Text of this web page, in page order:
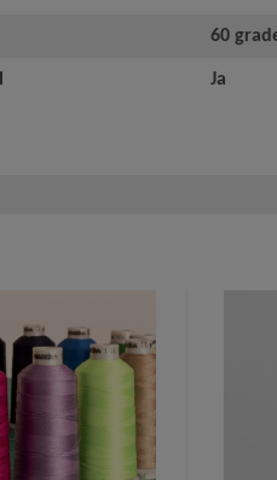
60
Ja